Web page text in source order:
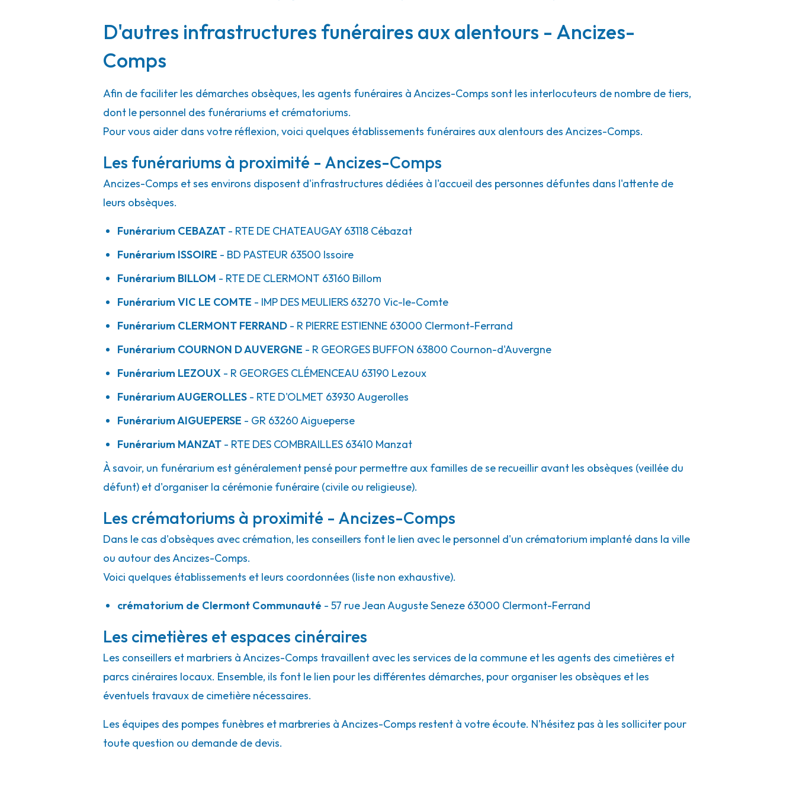
D'autres infrastructures funéraires aux alentours - Ancizes-
Comps
Afin de faciliter les démarches obsèques, les agents funéraires à Ancizes-Comps sont les interlocuteurs de nombre de tiers,
dont le personnel des funérariums et crématoriums.
Pour vous aider dans votre réflexion, voici quelques établissements funéraires aux alentours des Ancizes-Comps.
Les funérariums à proximité - Ancizes-Comps
Ancizes-Comps et ses environs disposent d'infrastructures dédiées à l'accueil des personnes défuntes dans l'attente de
leurs obsèques.
Funérarium CEBAZAT - RTE DE CHATEAUGAY 63118 Cébazat
Funérarium ISSOIRE - BD PASTEUR 63500 Issoire
Funérarium BILLOM - RTE DE CLERMONT 63160 Billom
Funérarium VIC LE COMTE - IMP DES MEULIERS 63270 Vic-le-Comte
Funérarium CLERMONT FERRAND - R PIERRE ESTIENNE 63000 Clermont-Ferrand
Funérarium COURNON D AUVERGNE - R GEORGES BUFFON 63800 Cournon-d'Auvergne
Funérarium LEZOUX - R GEORGES CLÉMENCEAU 63190 Lezoux
FunérariumAUGEROLLES - RTE D'OLMET 63930Augerolles
FunérariumAIGUEPERSE - GR 63260Aigueperse
Funérarium MANZAT - RTE DES COMBRAILLES 63410 Manzat
À savoir, un funérarium est généralement pensé pour permettre aux familles de se recueillir avant les obsèques (veillée du
défunt) et d'organiser la cérémonie funéraire (civile ou religieuse).
Les crématoriums à proximité - Ancizes-Comps
Dans le cas d'obsèques avec crémation, les conseillers font le lien avec le personnel d'un crématorium implanté dans la ville
ou autour des Ancizes-Comps.
Voici quelques établissements et leurs coordonnées (liste non exhaustive).
crématorium de Clermont Communauté - 57 rue Jean Auguste Seneze 63000 Clermont-Ferrand
Les cimetières et espaces cinéraires
Les conseillers et marbriers à Ancizes-Comps travaillent avec les services de la commune et les agents des cimetières et
parcs cinéraires locaux. Ensemble, ils font le lien pour les différentes démarches, pour organiser les obsèques et les
éventuels travaux de cimetière nécessaires.
Les équipes des pompes funèbres et marbreries à Ancizes-Comps restent à votre écoute. N'hésitez pas à les solliciter pour
toute question ou demande de devis.